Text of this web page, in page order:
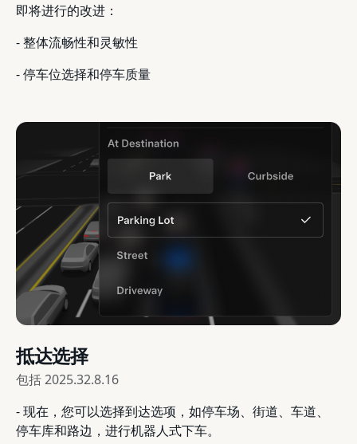
即将进行的改进：
- 整体流畅性和灵敏性
- 停车位选择和停车质量
抵达选择
包括2025.32.8.16
- 现在，您可以选择到达选项，如停车场、街道、车道、
停车库和路边，进行机器人式下车。